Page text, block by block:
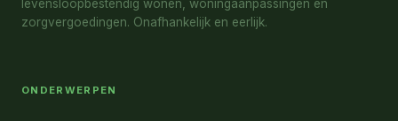
levensloopbestendig wonen, woningaanpassingen en
zorgvergoedingen. Onafhankelijk en eerlijk.
ONDERWERPEN